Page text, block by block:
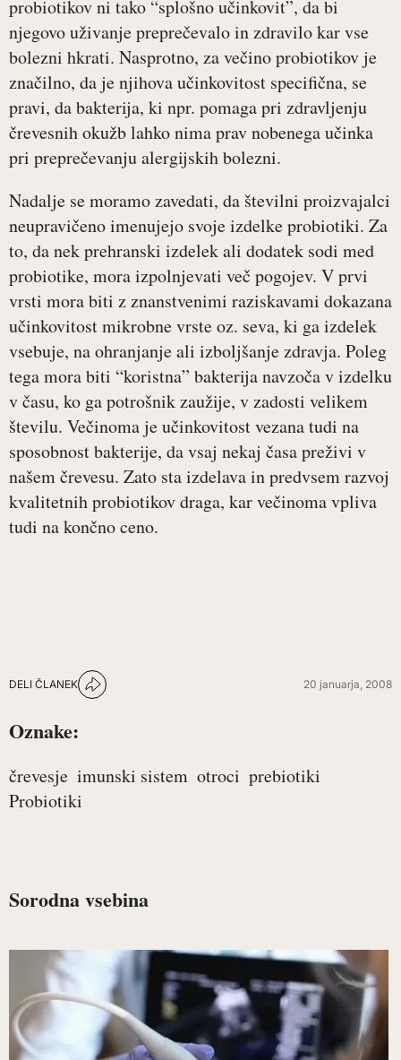
probiotikov ni tako “splošno učinkovit”, da bi
njegovo uživanje preprečevalo in zdravilo kar vse
bolezni hkrati. Nasprotno, za večino probiotikov je
značilno, da je njihova učinkovitost specifična, se
pravi, da bakterija, ki npr. pomaga pri zdravljenju
črevesnih okužb lahko nima prav nobenega učinka
pri preprečevanju alergijskih bolezni.
Nadalje se moramo zavedati, da številni proizvajalci
neupravičeno imenujejo svoje izdelke probiotiki. Za
to, da nek prehranski izdelek ali dodatek sodi med
probiotike, mora izpolnjevati več pogojev. V prvi
vrsti mora biti z znanstvenimi raziskavami dokazana
učinkovitost mikrobne vrste oz. seva, ki ga izdelek
vsebuje, na ohranjanje ali izboljšanje zdravja. Poleg
tega mora biti “koristna” bakterija navzoča v izdelku
v času, ko ga potrošnik zaužije, v zadosti velikem
številu. Večinoma je učinkovitost vezana tudi na
sposobnost bakterije, da vsaj nekaj časa preživi v
našem črevesu. Zato sta izdelava in predvsem razvoj
kvalitetnih probiotikov draga, kar večinoma vpliva
tudi na končno ceno.
DELI ČLANEK 20 januarja, 2008
Oznake:
črevesje imunski sistem otroci prebiotiki
Probiotiki
Sorodna vsebina